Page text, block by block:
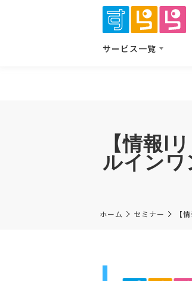
サービス⼀覧
【情報Ⅰ
ルインワ
ホーム セミナー 【